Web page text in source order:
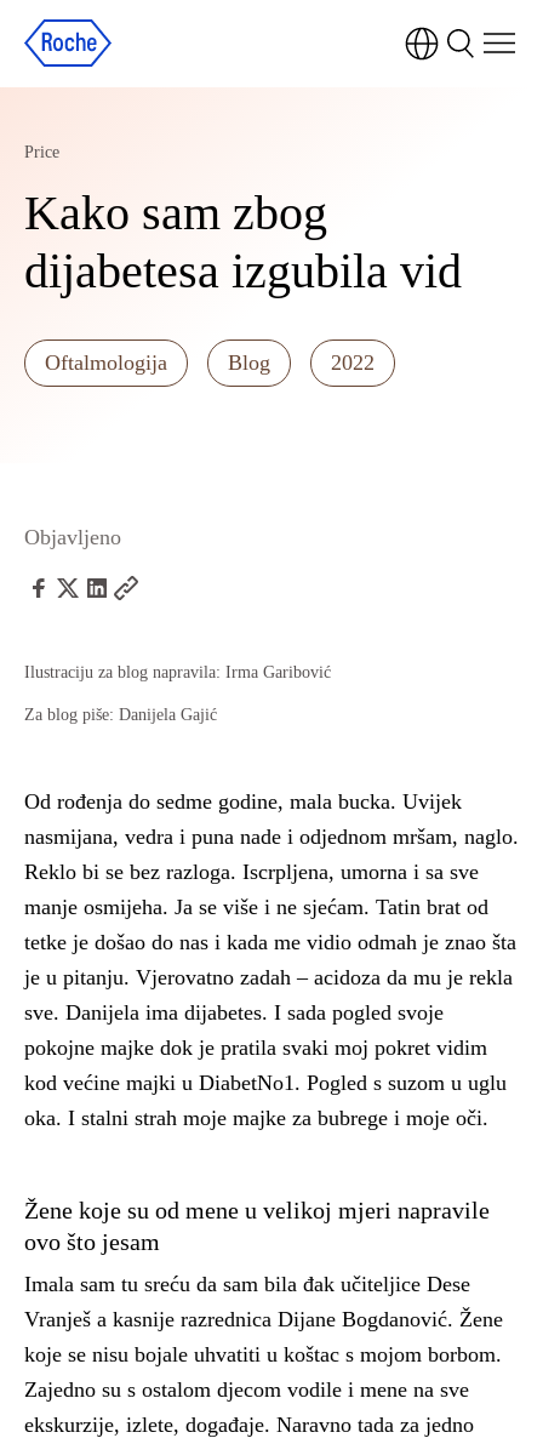
Price
Kako sam zbog
dijabetesa izgubila vid
Oftalmologija Blog 2022
Objavljeno
Ilustraciju za blog napravila: Irma Garibović
Za blog piše: Danijela Gajić
Od rođenja do sedme godine, mala bucka. Uvijek
nasmijana, vedra i puna nade i odjednom mršam, naglo.
Reklo bi se bez razloga. Iscrpljena, umorna i sa sve
manje osmijeha. Ja se više i ne sjećam. Tatin brat od
tetke je došao do nas i kada me vidio odmah je znao šta
je u pitanju. Vjerovatno zadah – acidoza da mu je rekla
sve. Danijela ima dijabetes. I sada pogled svoje
pokojne majke dok je pratila svaki moj pokret vidim
kod većine majki u DiabetNo1. Pogled s suzom u uglu
oka. I stalni strah moje majke za bubrege i moje oči.
Žene koje su od mene u velikoj mjeri napravile
ovo što jesam
Imala sam tu sreću da sam bila đak učiteljice Dese
Vranješ a kasnije razrednica Dijane Bogdanović. Žene
koje se nisu bojale uhvatiti u koštac s mojom borbom.
Zajedno su s ostalom djecom vodile i mene na sve
ekskurzije, izlete, događaje. Naravno tada za jedno